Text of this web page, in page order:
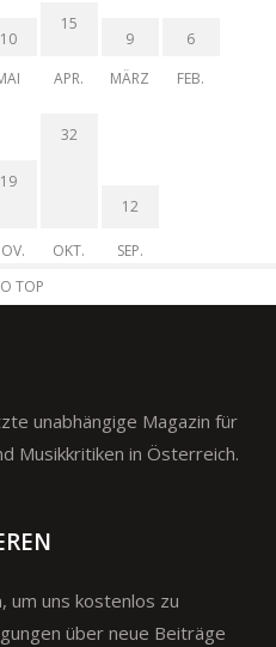
10
15
APR.
9
MÄRZ
6
FEB.
19
32
OKT.
12
SEP.
TOP
unabhängige Magazin für
Musikkritiken in Österreich.
um uns kostenlos zu
über neue Beiträge